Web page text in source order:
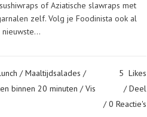
of Aziatische slawraps met
zelf. Volg je Foodinista ook al
/Maaltijdsalades /
binnen 20 minuten /Vis
5 Likes
Deel
0 Reactie's